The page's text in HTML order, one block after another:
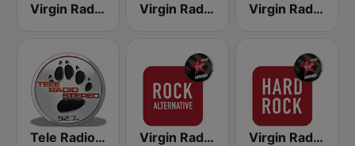
Virgin Radio Rock 90 Virgin Radio Rock Hits Virgin Radio Rock 70
Tele Radio Stereo Virgin Radio Rock Alternative Virgin Radio Hard Rock